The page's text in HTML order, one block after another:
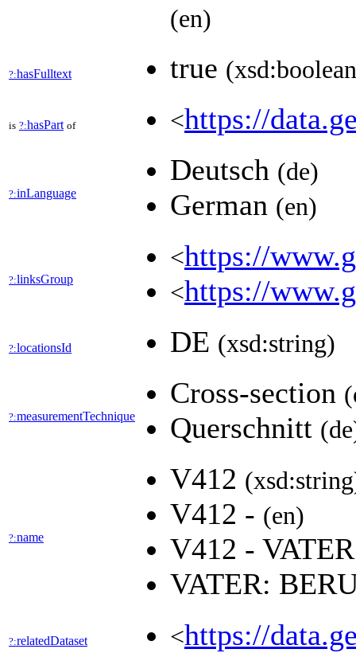
(en)
?:hasFulltext true
is ?:hasPart of <https://
?:inLanguage
Deutsch (de)
German (en)
?:linksGroup
<https://
<https://
?:locationsId DE (xsd:string)
?:measurementTechnique
Cross-section
Querschnitt
?:name
V412
V412 - (en)
V412 -
VATER:
?:relatedDataset <https://